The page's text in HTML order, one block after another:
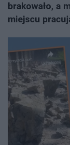
brakowało, a
miejscu